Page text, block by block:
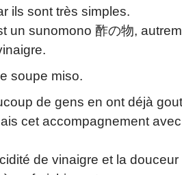
ils sont très simples.
un sunomono 酢の物,
soupe miso.
de gens en ont déjà
cet accompagnement
de vinaigre et la